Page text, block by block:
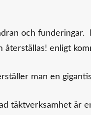
och funderingar.
återställas! enligt
man en
täktverksamhet är